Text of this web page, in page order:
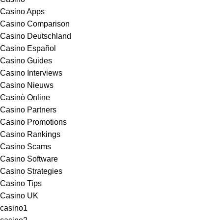
Casino Apps
Casino Comparison
Casino Deutschland
Casino Español
Casino Guides
Casino Interviews
Casino Nieuws
Casinò Online
Casino Partners
Casino Promotions
Casino Rankings
Casino Scams
Casino Software
Casino Strategies
Casino Tips
Casino UK
casino1